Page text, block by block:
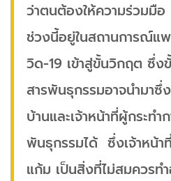
ว่าตนต้องให้ความร่วมมือ
ช่วงนี้อยู่ในสถานการณ์แพ
วิด-19 เข้าสู่ขั้นวิกฤต ซึ่ง
สารพันธุกรรมอาจนำมาซึ่
บ้านและเจ้าหน้าที่ผู้กระทำ
พันธุกรรมได้ ซึ่งเจ้าหน้า
แก้ม เป็นสิ่งที่ไม่สมควรทำ